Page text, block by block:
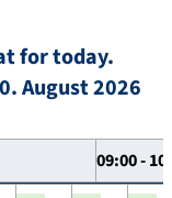
for today.
August 2026
09:00 -